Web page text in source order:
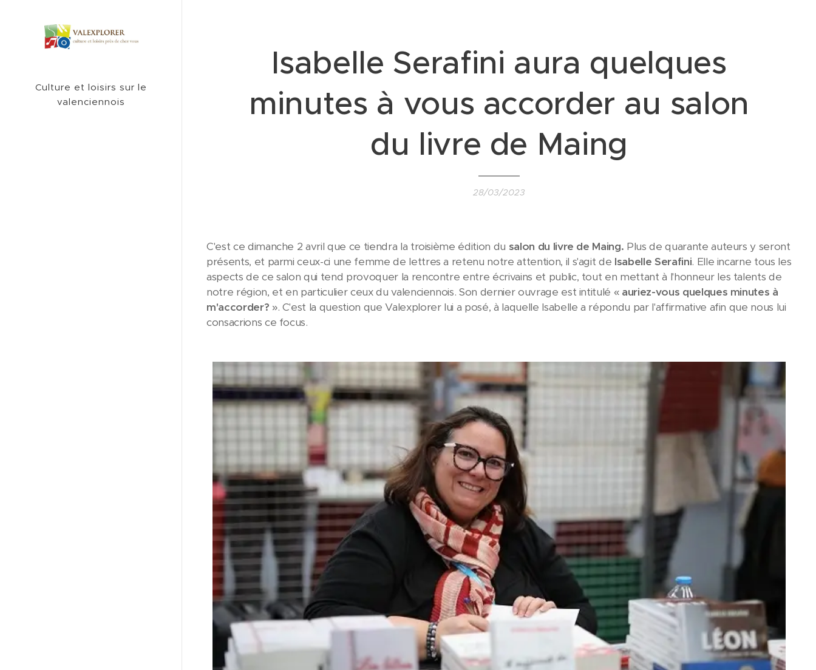
Culture et loisirs sur le
valenciennois
Isabelle Serafini aura quelques
minutes à vous accorder au salon
du livre de Maing
28/03/2023
C'est ce dimanche 2 avril que ce tiendra la troisième édition du salon du livre de Maing. Plus de quarante auteurs y seront
présents, et parmi ceux-ci une femme de lettres a retenu notre attention, il s'agit de Isabelle Serafini. Elle incarne tous les
aspects de ce salon qui tend provoquer la rencontre entre écrivains et public, tout en mettant à l'honneur les talents de
notre région, et en particulier ceux du valenciennois. Son dernier ouvrage est intitulé « auriez-vous quelques minutes à
m'accorder? ». C'est la question que Valexplorer lui a posé, à laquelle Isabelle a répondu par l'affirmative afin que nous lui
consacrions ce focus.